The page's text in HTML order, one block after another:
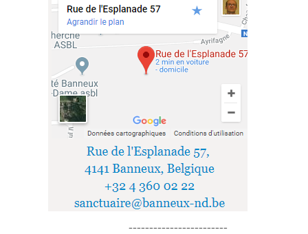
------------------------